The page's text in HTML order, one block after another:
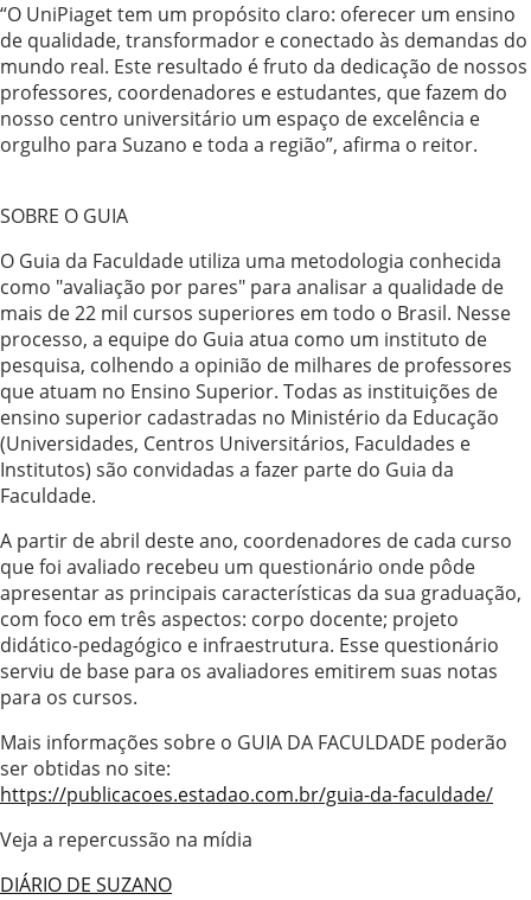
“O UniPiaget tem um propósito claro: oferecer um ensino
de qualidade, transformador e conectado às demandas do
mundo real. Este resultado é fruto da dedicação de nossos
professores, coordenadores e estudantes, que fazem do
nosso centro universitário um espaço de excelência e
orgulho para Suzano e toda a região”, afirma o reitor.
SOBRE O GUIA
O Guia da Faculdade utiliza uma metodologia conhecida
como "avaliação por pares" para analisar a qualidade de
mais de 22 mil cursos superiores em todo o Brasil. Nesse
processo, a equipe do Guia atua como um instituto de
pesquisa, colhendo a opinião de milhares de professores
que atuam no Ensino Superior. Todas as instituições de
ensino superior cadastradas no Ministério da Educação
(Universidades, Centros Universitários, Faculdades e
Institutos) são convidadas a fazer parte do Guia da
Faculdade.
A partir de abril deste ano, coordenadores de cada curso
que foi avaliado recebeu um questionário onde pôde
apresentar as principais características da sua graduação,
com foco em três aspectos: corpo docente; projeto
didático-pedagógico e infraestrutura. Esse questionário
serviu de base para os avaliadores emitirem suas notas
para os cursos.
Mais informações sobre o GUIA DA FACULDADE poderão
ser obtidas no site:
https://publicacoes.estadao.com.br/guia-da-faculdade/
Veja a repercussão na mídia
DIÁRIO DE SUZANO